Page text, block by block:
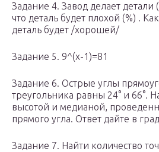
Задание 4. Завод делает детали
что деталь будет плохой (%) .
деталь будет /хорошей/
Задание 5. 9^(x-1)=81
Задание 6. Острые углы
треугольника равны 24° и 66°.
высотой и медианой,
прямого угла. Ответ дайте в
Задание 7. Найти количество